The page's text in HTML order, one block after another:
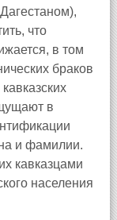
что
в том
браков
в
и фамилии.
кавказцами
населения